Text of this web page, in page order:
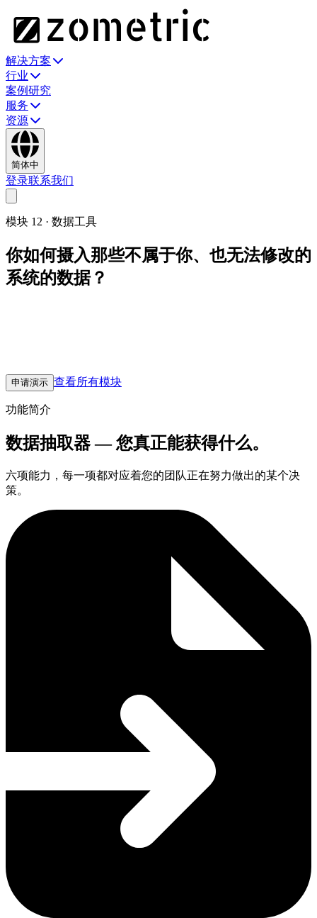
解决方案
行业
案例研究
服务
资源
简体中
登录联系我们
模块 12 · 数据工具
你如何摄入那些不属于你、也无法修改的
系统的数据？
申请演示 查看所有模块
功能简介
数据抽取器 — 您真正能获得什么。
六项能力，每一项都对应着您的团队正在努力做出的某个决
策。